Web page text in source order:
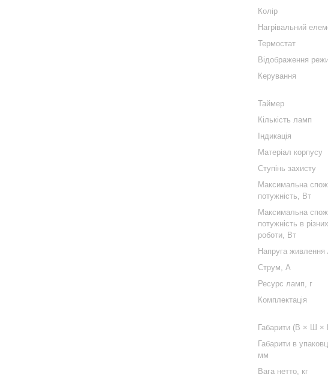
Колір
Нагрівальний
Термостат
Відображення
Керування
Таймер
Кількість ламп
Індикація
Матеріал корпусу
Ступінь захисту
Максимальна
потужність, Вт
Максимальна
потужність в
роботи, Вт
Напруга живлення
Струм, А
Ресурс ламп, г
Комплектація
Габарити (В × Ш ×
Габарити в
мм
Вага нетто, кг